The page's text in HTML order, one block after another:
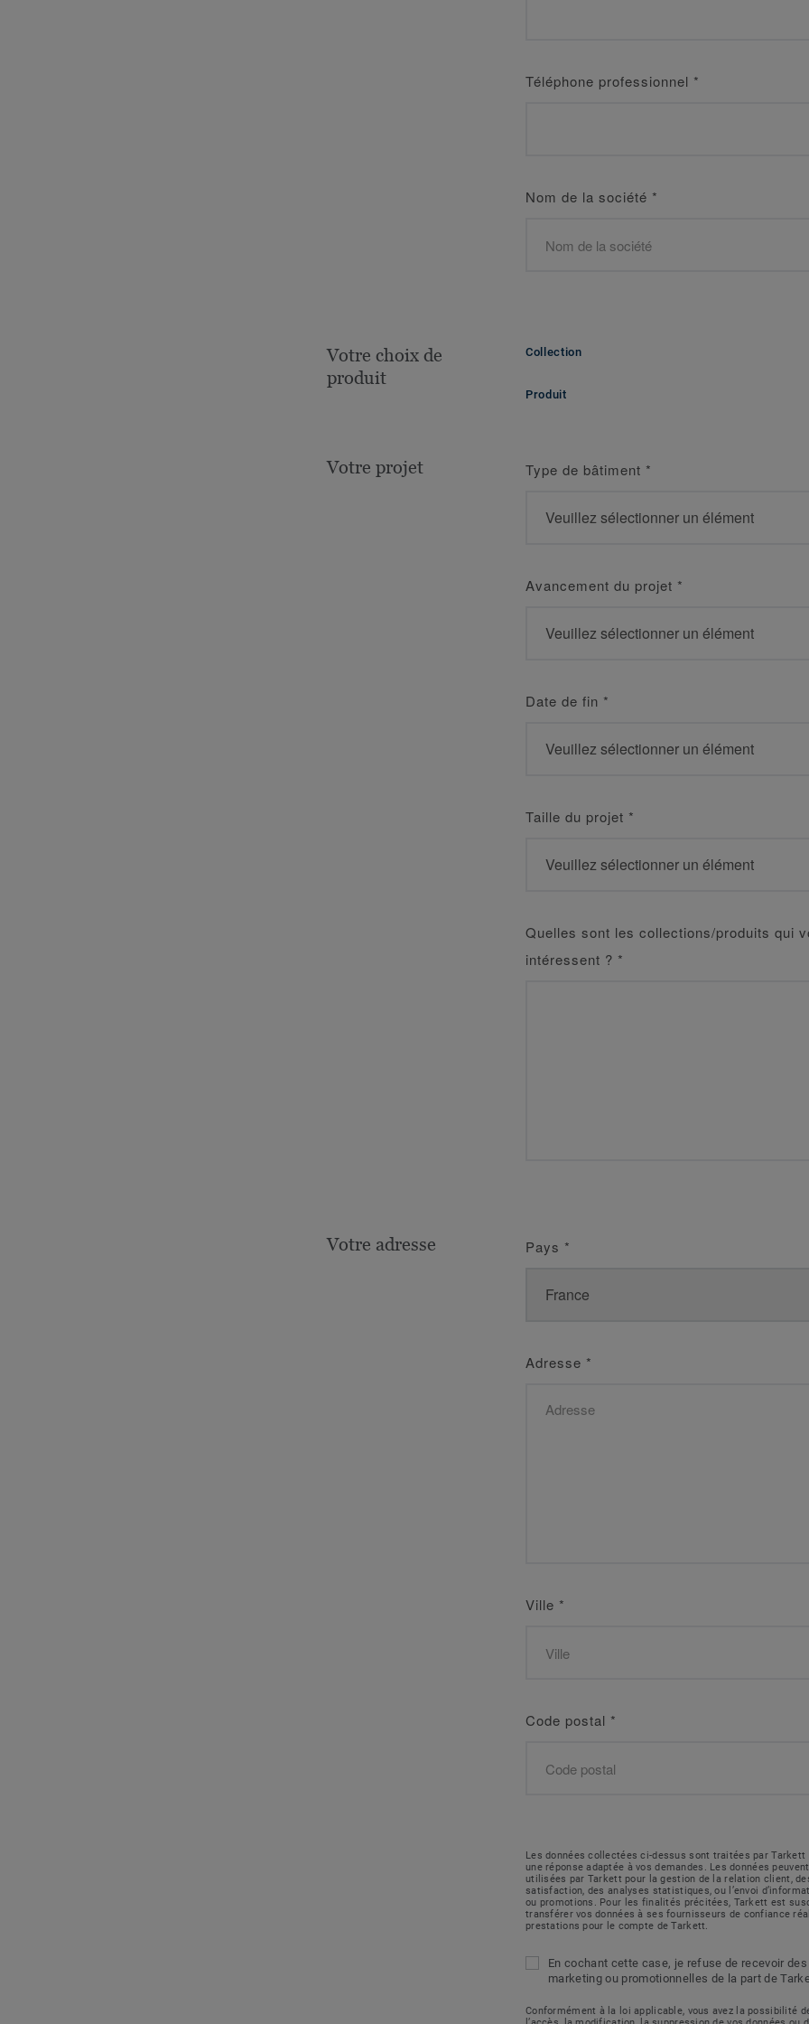
Téléphone professionnel *
Nom de la société *
Votre choix de
produit
Collection
Produit
Votre projet Type de bâtiment *
Avancement du projet *
Date de fin *
Taille du projet *
Quelles sont les collections/produits qui
intéressent ? *
Votre adresse Pays *
Adresse *
Ville *
Code postal *
Les données collectées ci-dessus sont traitées par
une réponse adaptée à vos demandes. Les données
utilisées par Tarkett pour la gestion de la relation client,
satisfaction, des analyses statistiques, ou l’envoi
ou promotions. Pour les finalités précitées, Tarkett est
transférer vos données à ses fournisseurs de confiance
prestations pour le compte de Tarkett.
En cochant cette case, je refuse de recevoir
marketing ou promotionnelles de la part de
Conformément à la loi applicable, vous avez la possibilité